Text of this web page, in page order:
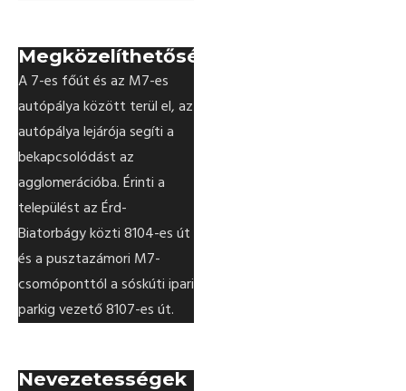
Megközelíthetőség
A 7-es főút és az M7-es
autópálya között terül el, az
autópálya lejárója segíti a
bekapcsolódást az
agglomerációba. Érinti a
települést az Érd-
Biatorbágy közti 8104-es út
és a pusztazámori M7-
csomóponttól a sóskúti ipari
parkig vezető 8107-es út.
Nevezetességek